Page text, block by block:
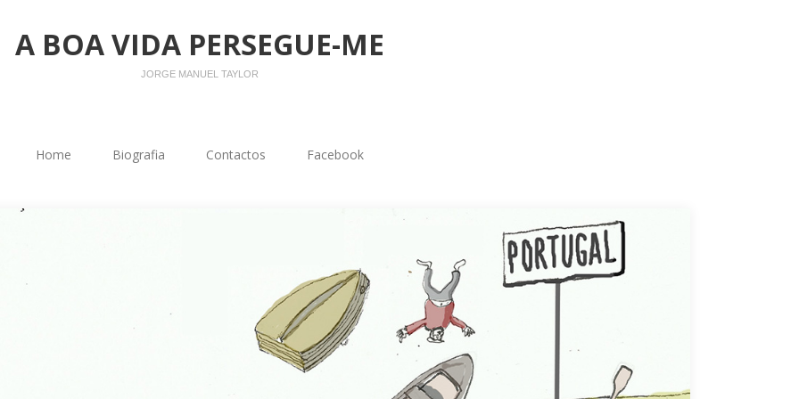
A BOA VIDA PERSEGUE-ME
JORGE MANUEL TAYLOR
Home Biografia Contactos Facebook